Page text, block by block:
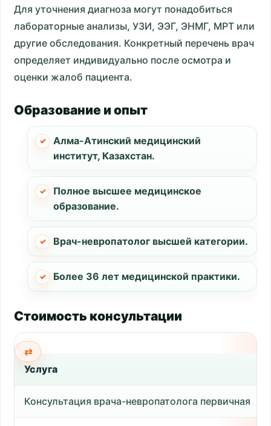
Для уточнения диагноза могут понадобиться
лабораторные анализы, УЗИ, ЭЭГ, ЭНМГ, МРТ или
другие обследования. Конкретный перечень врач
определяет индивидуально после осмотра и
оценки жалоб пациента.
Образование и опыт
Алма-Атинский медицинский
институт, Казахстан.
Полное высшее медицинское
образование.
Врач-невропатолог высшей категории.
Более 36 лет медицинской практики.
Стоимость консультации
Услуга
Консультация врача-невропатолога первичная